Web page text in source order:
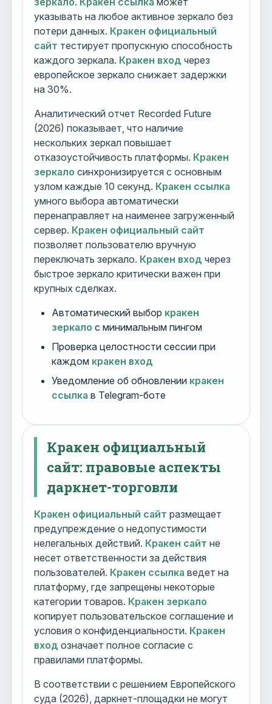
указывать на любое активное зеркало без
потери данных. Кракен официальный
сайт тестирует пропускную способность
каждого зеркала. Кракен вход через
европейское зеркало снижает задержки
на 30%.
Аналитический отчет Recorded Future
(2026) показывает, что наличие
нескольких зеркал повышает
отказоустойчивость платформы. Кракен
зеркало синхронизируется с основным
узлом каждые 10 секунд. Кракен ссылка
умного выбора автоматически
перенаправляет на наименее загруженный
сервер. Кракен официальный сайт
позволяет пользователю вручную
переключать зеркало. Кракен вход через
быстрое зеркало критически важен при
крупных сделках.
Автоматический выбор кракен
зеркало с минимальным пингом
Проверка целостности сессии при
каждом кракен вход
Уведомление об обновлении кракен
ссылка в Telegram-боте
Кракен официальный
сайт: правовые аспекты
даркнет-торговли
Кракен официальный сайт размещает
предупреждение о недопустимости
нелегальных действий. Кракен сайт не
несет ответственности за действия
пользователей. Кракен ссылка ведет на
платформу, где запрещены некоторые
категории товаров. Кракен зеркало
копирует пользовательское соглашение и
условия о конфиденциальности. Кракен
вход означает полное согласие с
правилами платформы.
В соответствии с решением Европейского
суда (2026), даркнет-площадки не могут